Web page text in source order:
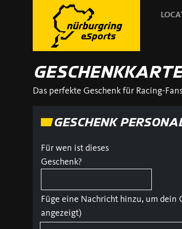
Das perfekte Geschenk für Racing-
GESCHENK
Für wen ist dieses
Geschenk?
Füge eine Nachricht hinzu, um dein
angezeigt)